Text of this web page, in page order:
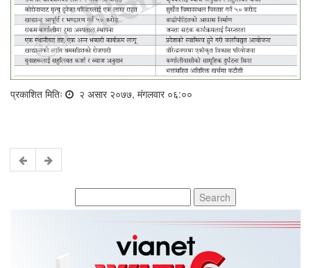
प्रकाशित मितिः २ असार २०७७, मंगलवार ०६:००
for: